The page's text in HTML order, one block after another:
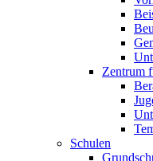
Zentrum
Schulen